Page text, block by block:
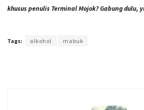
khusus penulis Terminal Mojok? Gabung dulu,
Tags: alkohol mabuk